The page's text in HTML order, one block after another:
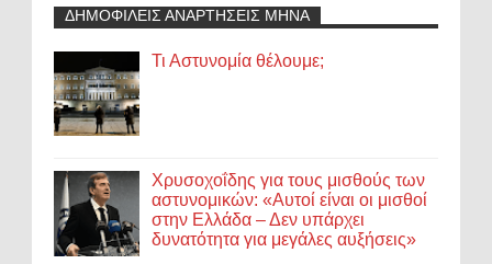
ΔΗΜΟΦΙΛΕΙΣ ΑΝΑΡΤΗΣΕΙΣ ΜΗΝΑ
Τι Αστυνομία θέλουμε;
Χρυσοχοΐδης για τους μισθούς των
αστυνομικών: «Αυτοί είναι οι μισθοί
στην Ελλάδα – Δεν υπάρχει
δυνατότητα για μεγάλες αυξήσεις»